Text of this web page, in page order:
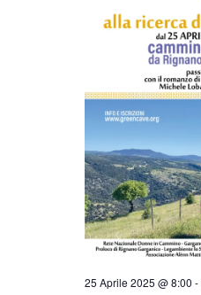
25 Aprile 2025 @ 8:00 -